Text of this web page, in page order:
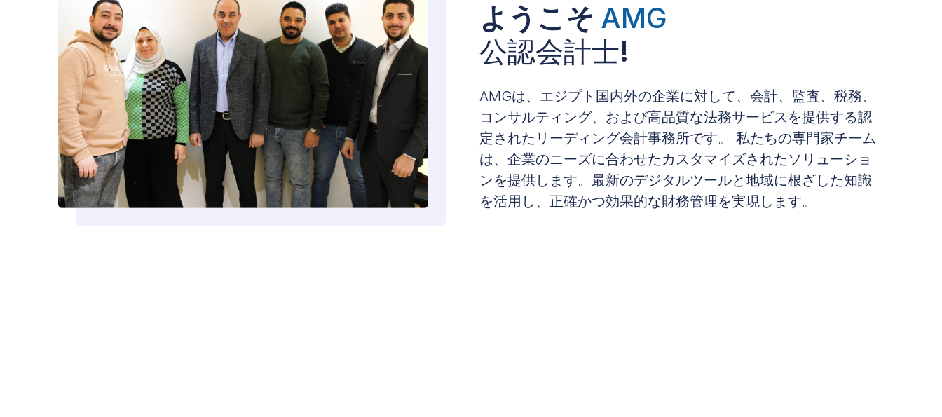
ようこそ AMG
公認会計士!
AMGは、エジプト国内外の企業に対して、会計、監査、税務、
コンサルティング、および高品質な法務サービスを提供する認
定されたリーディング会計事務所です。 私たちの専門家チーム
は、企業のニーズに合わせたカスタマイズされたソリューショ
ンを提供します。最新のデジタルツールと地域に根ざした知識
を活用し、正確かつ効果的な財務管理を実現します。